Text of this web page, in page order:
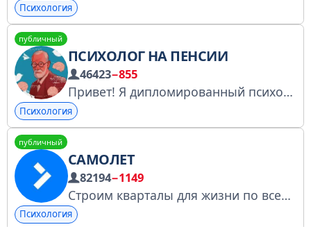
Психология
публичный
ПСИХОЛОГ НА ПЕНСИИ
46423−855
Привет! Я дипломированный психолог, на канале шучу о повседневной жизни через призму психологии и здорового пофигизма. Реклама — @manson_rek Реклама через биржу: https://telega.in/c/psychopensia РМ: @Spiral_Miya РКН: https://clck.ru/3PiC87
Психология
публичный
САМОЛЕТ
82194−1149
Строим кварталы для жизни по всей России
Психология